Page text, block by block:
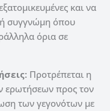
και να
συγγνώμη όπου
όρια σε
Προτρέπεται η
ερωτήσεων προς τον
των γεγονότων με